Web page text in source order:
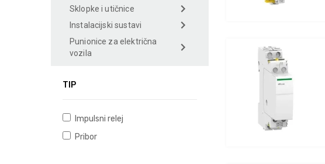
Sklopke i utičnice
Instalacijski sustavi
Punionice za električna
vozila
TIP
Impulsni relej
Pribor